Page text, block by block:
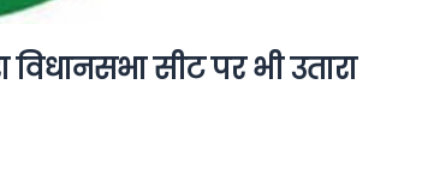
सीट पर भी उतारा